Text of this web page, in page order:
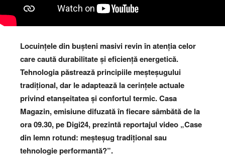
Locuințele din bușteni masivi revin în atenția celor
care caută durabilitate și eficiență energetică.
Tehnologia păstrează principiile meșteșugului
tradițional, dar le adaptează la cerințele actuale
privind etanșeitatea și confortul termic. Casa
Magazin, emisiune difuzată în fiecare sâmbătă de la
ora 09.30, pe Digi24, prezintă reportajul video „Case
din lemn rotund: meșteșug tradițional sau
tehnologie performantă?”.